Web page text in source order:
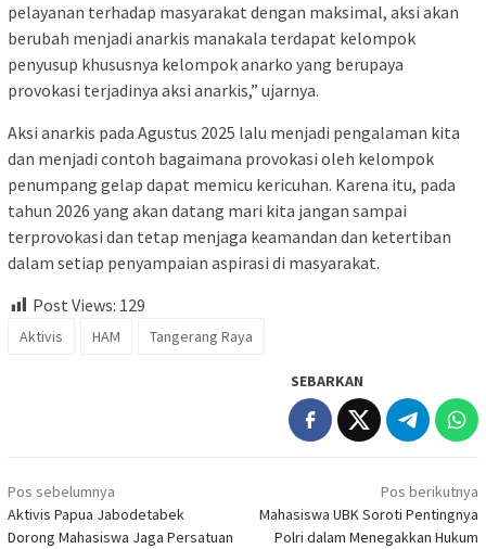
pelayanan terhadap masyarakat dengan maksimal, aksi akan
berubah menjadi anarkis manakala terdapat kelompok
penyusup khususnya kelompok anarko yang berupaya
provokasi terjadinya aksi anarkis,” ujarnya.
Aksi anarkis pada Agustus 2025 lalu menjadi pengalaman kita
dan menjadi contoh bagaimana provokasi oleh kelompok
penumpang gelap dapat memicu kericuhan. Karena itu, pada
tahun 2026 yang akan datang mari kita jangan sampai
terprovokasi dan tetap menjaga keamandan dan ketertiban
dalam setiap penyampaian aspirasi di masyarakat.
Post Views: 129
Aktivis HAM Tangerang Raya
SEBARKAN
Navigasi
pos
Pos sebelumnya
Aktivis Papua Jabodetabek
Dorong Mahasiswa Jaga Persatuan
Pos berikutnya
Mahasiswa UBK Soroti Pentingnya
Polri dalam Menegakkan Hukum